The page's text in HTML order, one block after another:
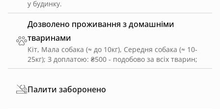
Дозволено проживання з домашніми
тваринами
Кіт, Мала собака (≈ до 10кг), Середня собака (≈ 10-
25кг); З доплатою: ₴500 - подобово за всіх тварин;
у будинку.
Палити заборонено